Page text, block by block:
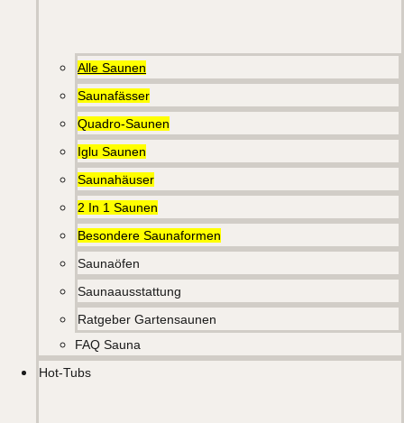
Alle Saunen
Saunafässer
Quadro-Saunen
Iglu Saunen
Saunahäuser
2 In 1 Saunen
Besondere Saunaformen
Saunaöfen
Saunaausstattung
Ratgeber Gartensaunen
FAQ Sauna
Hot-Tubs